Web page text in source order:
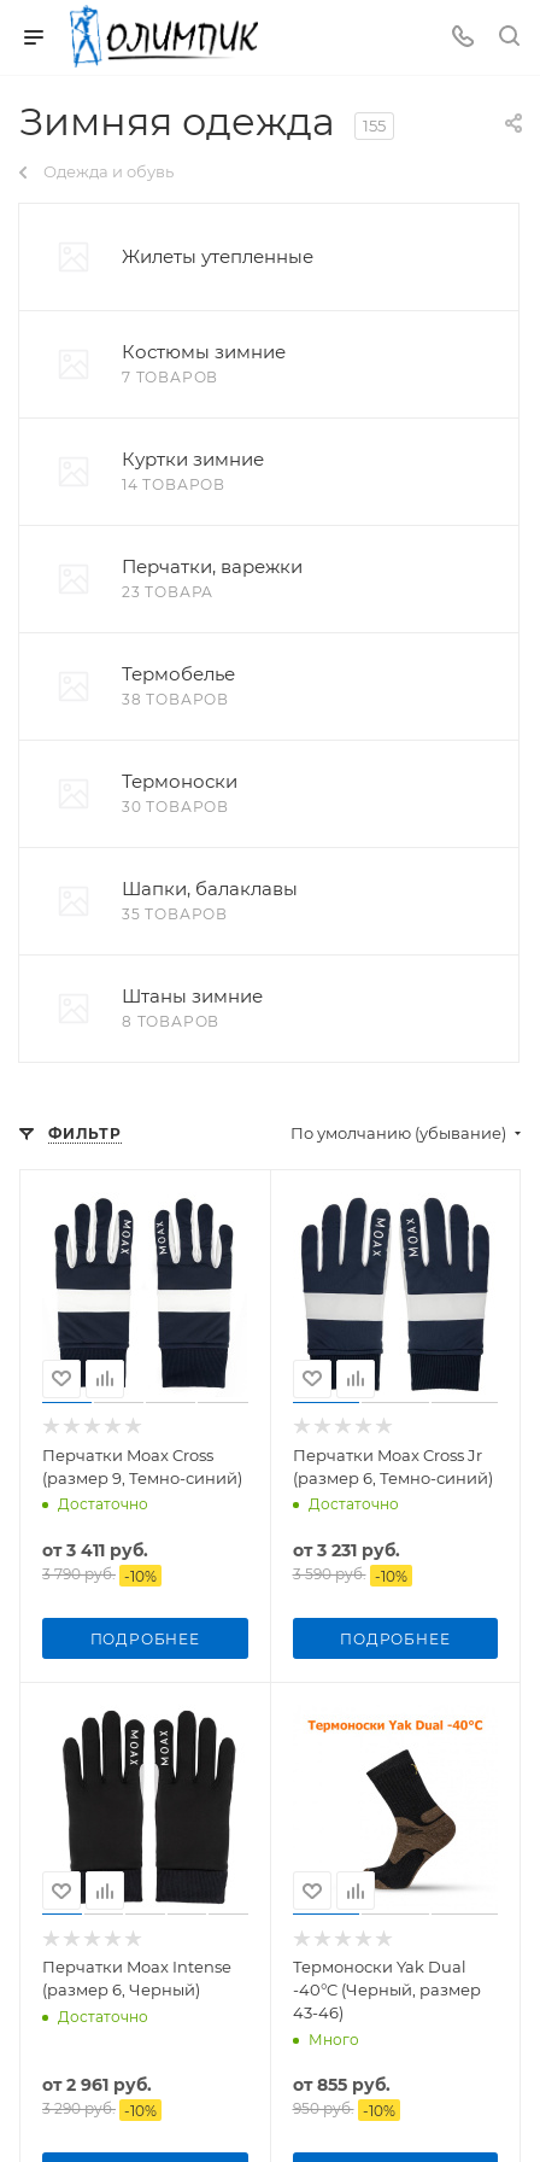
Зимняя одежда 155
Одежда и обувь
Жилеты утепленные
Костюмы зимние
7 ТОВАРОВ
Куртки зимние
14 ТОВАРОВ
Перчатки, варежки
23 ТОВАРА
Термобелье
38 ТОВАРОВ
Термоноски
30 ТОВАРОВ
Шапки, балаклавы
35 ТОВАРОВ
Штаны зимние
8 ТОВАРОВ
ФИЛЬТР По умолчанию (убывание)
Перчатки Moax Cross
(размер 9, Темно-синий)
Достаточно
от3 411 руб.
3 790 руб. -10%
ПОДРОБНЕЕ
Перчатки Moax Cross Jr
(размер 6, Темно-синий)
Достаточно
от3 231 руб.
3 590 руб. -10%
ПОДРОБНЕЕ
Перчатки Moax Intense
(размер 6, Черный)
Достаточно
от2 961 руб.
3 290 руб. -10%
Термоноски Yak Dual
-40°C (Черный, размер
43-46)
Много
от855 руб.
950 руб. -10%